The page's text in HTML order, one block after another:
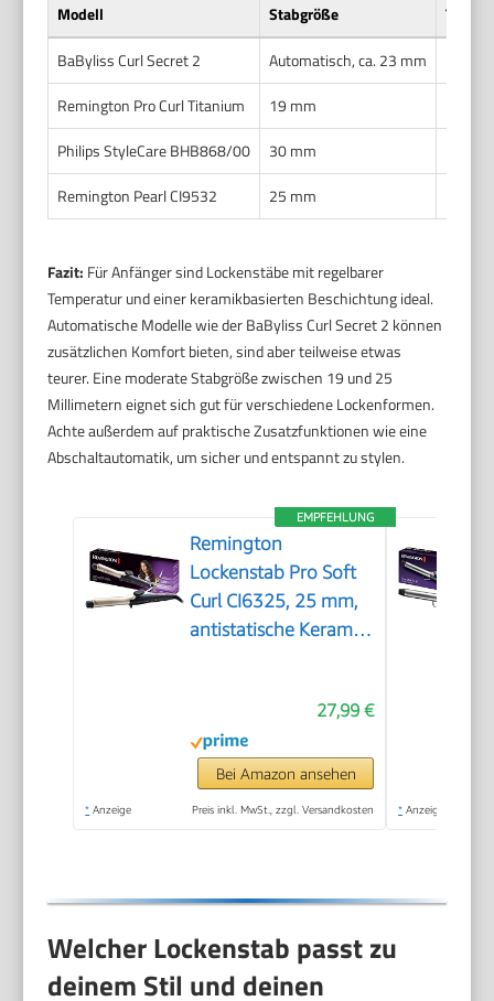
Modell Stabgröße
BaByliss Curl Secret 2
Automatisch, ca. 23 mm
Remington Pro Curl Titanium
19 mm
Philips StyleCare BHB868/00
30 mm
Remington Pearl CI9532
25 mm
Fazit: Für Anfänger sind Lockenstäbe mit regelbarer
Temperatur und einer keramikbasierten Beschichtung ideal.
Automatische Modelle wie der BaByliss Curl Secret 2 können
zusätzlichen Komfort bieten, sind aber teilweise etwas
teurer. Eine moderate Stabgröße zwischen 19 und 25
Millimetern eignet sich gut für verschiedene Lockenformen.
Achte außerdem auf praktische Zusatzfunktionen wie eine
Abschaltautomatik, um sicher und entspannt zu stylen.
EMPFEHLUNG
Remington
Lockenstab Pro Soft
Curl CI6325, 25 mm,
antistatische Keramik-
schwarz/creme | 1er
Pack
27,99 €
Bei Amazon ansehen
* Anzeige Preis inkl. MwSt., zzgl. Versandkosten * Anzeige
Welcher Lockenstab passt zu
deinem Stil und deinen